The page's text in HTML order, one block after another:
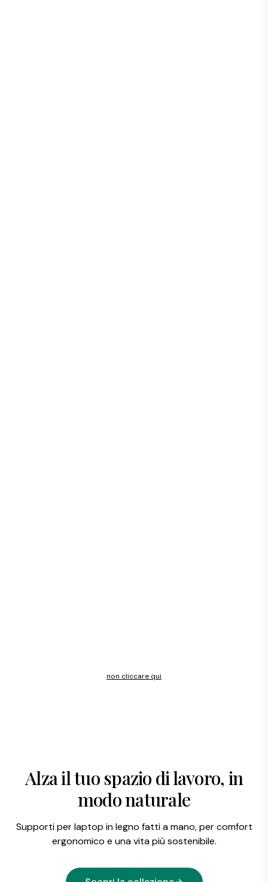
non cliccare qui
Alza il tuo spazio di lavoro, in
modo naturale
Supporti per laptop in legno fatti a mano, per comfort
ergonomico e una vita più sostenibile.